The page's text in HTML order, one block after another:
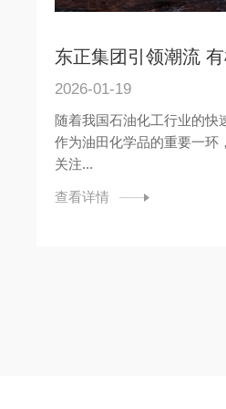
2026-01-19
随着我国石油化工行业的快
作为油田化学品的重要一环
关注...
查看详情